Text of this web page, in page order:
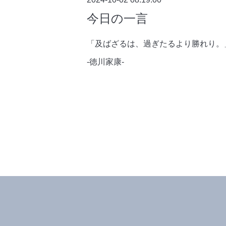
今日の一言
「及ばざるは、過ぎたるより勝れり。
-徳川家康-